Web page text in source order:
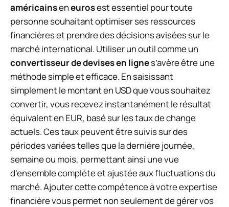
américainseneurosest essentiel pour toute
personne souhaitant optimiser ses ressources
financières et prendre des décisions avisées sur le
marché international. Utiliser un outil comme un
convertisseur de devises en lignes’avère être une
méthode simple et efficace. En saisissant
simplement le montant en USD que vous souhaitez
convertir, vous recevez instantanément le résultat
équivalent en EUR, basé sur les taux de change
actuels. Ces taux peuvent être suivis sur des
périodes variées telles que la dernière journée,
semaine ou mois, permettant ainsi une vue
d’ensemble complète et ajustée aux fluctuations du
marché. Ajouter cette compétence à votre expertise
financière vous permet non seulement de gérer vos